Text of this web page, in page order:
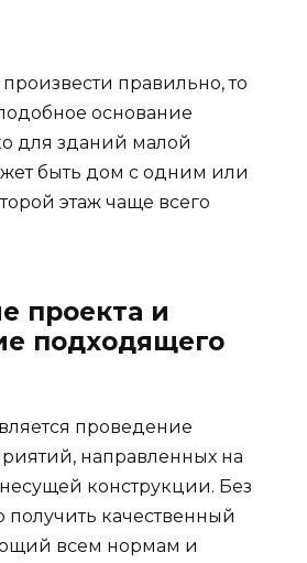
правильно, то
основание
для зданий малой
быть дом с одним или
этаж чаще всего
проекта и
подходящего
проведение
направленных на
конструкции. Без
получить качественный
всем нормам и